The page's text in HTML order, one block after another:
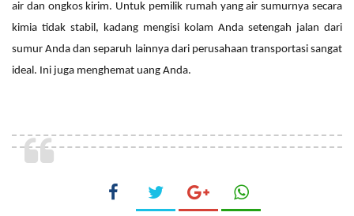
air dan ongkos kirim. Untuk pemilik rumah yang air sumurnya secara
kimia tidak stabil, kadang mengisi kolam Anda setengah jalan dari
sumur Anda dan separuh lainnya dari perusahaan transportasi sangat
ideal. Ini juga menghemat uang Anda.